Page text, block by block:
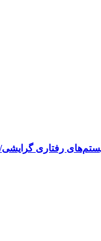
رفتاری گرایشی/